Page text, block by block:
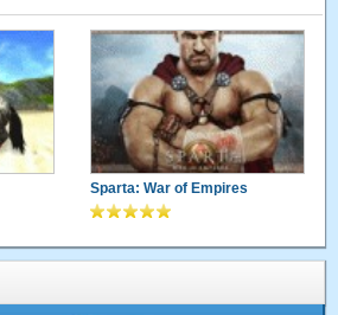
Sparta: War of Empires